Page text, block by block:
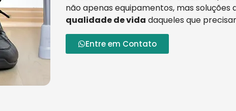
não apenas equipamentos, mas
qualidade de vida daqueles que
Entre em Contato